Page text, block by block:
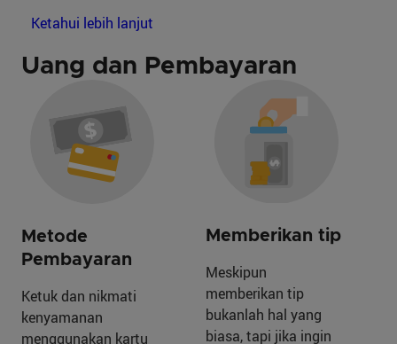
Ketahui lebih lanjut
Uang dan Pembayaran
Metode
Pembayaran
Ketuk dan nikmati
kenyamanan
menggunakan kartu
Memberikan tip
Meskipun
memberikan tip
bukanlah hal yang
biasa, tapi jika ingin